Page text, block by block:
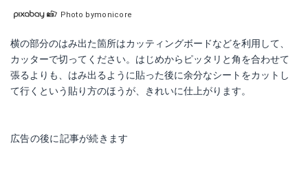
Photo bymonicore
横の部分のはみ出た箇所はカッティングボードなどを利用して、
カッターで切ってください。はじめからピッタリと角を合わせて
張るよりも、はみ出るように貼った後に余分なシートをカットし
て行くという貼り方のほうが、きれいに仕上がります。
広告の後に記事が続きます